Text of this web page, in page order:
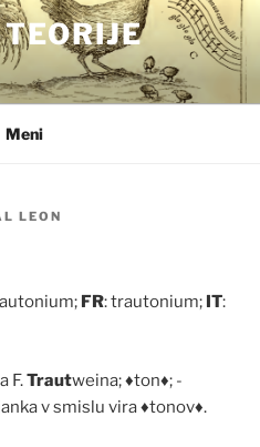
Meni
LEON
FR: trautonium; IT:
F.Trautweina;♦ton♦; -
v smislu vira♦tonov♦.